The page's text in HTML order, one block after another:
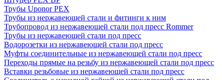
Трубы Uponor PEX
Трубы из нержавеющей стали и фитинги к ним
Трубопровод из нержавеющей стали под пресс Rommer
Трубы из нержавеющей стали под пресс
Водорозетки из нержавеющей стали под пресс
Муфты соединительные из нержавеющей стали под пресс
Переходы прямые на резьбу из нержавеющей стали под пресс
Вставки резьбовые из нержавеющей стали под пресс